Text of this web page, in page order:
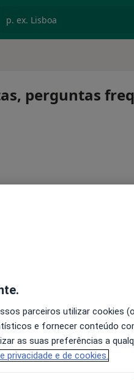
perguntas
Vera Almeida
parceiros utilizar cookies
e fornecer conteúdo
as suas preferências a
privacidade e de cookies.